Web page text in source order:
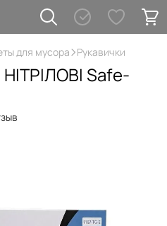
для мусора Рукавички
Safe-